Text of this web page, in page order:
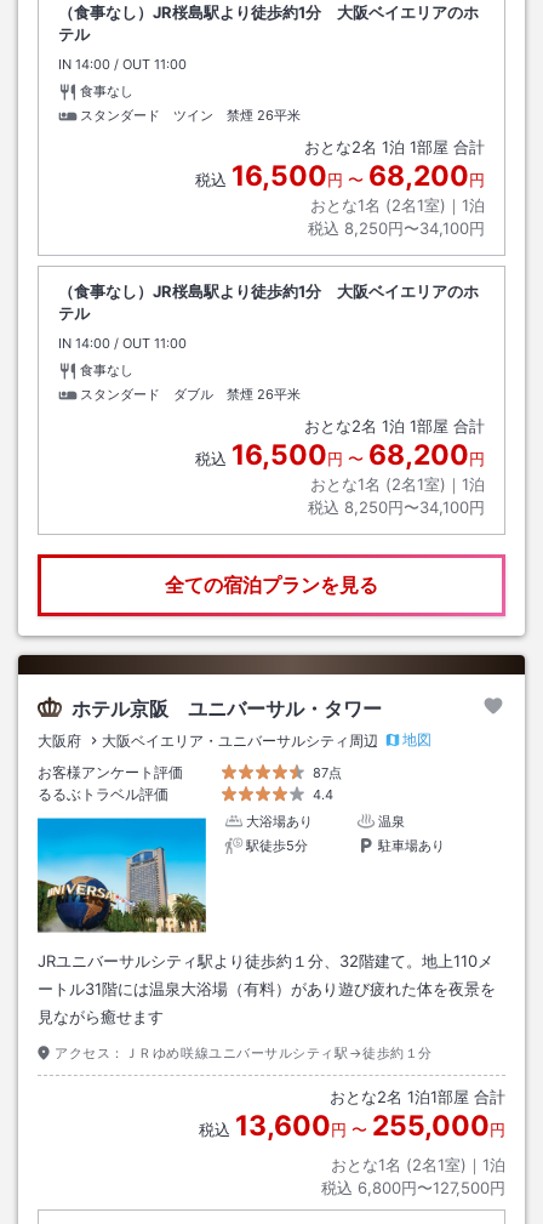
（食事なし）JR桜島駅より徒歩約1分 大阪ベイエリアのホ
テル
IN チェックイン
14:00 / OUT チェックアウト
11:00
食事なし
スタンダード ツイン 禁煙 26平米
おとな2名 1泊 1部屋 合計
税込 16,500円 〜 68,200円
おとな1名 (2名1室)｜ 1泊
税込 8,250円〜34,100円
（食事なし）JR桜島駅より徒歩約1分 大阪ベイエリアのホ
テル
IN チェックイン
14:00 / OUT チェックアウト
11:00
食事なし
スタンダード ダブル 禁煙 26平米
おとな2名 1泊 1部屋 合計
税込 16,500円 〜 68,200円
おとな1名 (2名1室)｜ 1泊
税込 8,250円〜34,100円
全ての宿泊プランを見る
ホテル京阪 ユニバーサル・タワー
大阪府 大阪ベイエリア・ユニバーサルシティ周辺
地図
お客様アンケート評価
87点
るるぶトラベル評価
4.4
大浴場あり
温泉
駅徒歩5分
駐車場あり
JRユニバーサルシティ駅より徒歩約１分、32階建て。地上110メ
ートル31階には温泉大浴場（有料）があり遊び疲れた体を夜景を
見ながら癒せます
アクセス： ＪＲゆめ咲線ユニバーサルシティ駅→徒歩約１分
おとな2名 1泊1部屋 合計
税込 13,600円 〜 255,000円
おとな1名 (2名1室)｜ 1泊
税込 6,800円〜127,500円